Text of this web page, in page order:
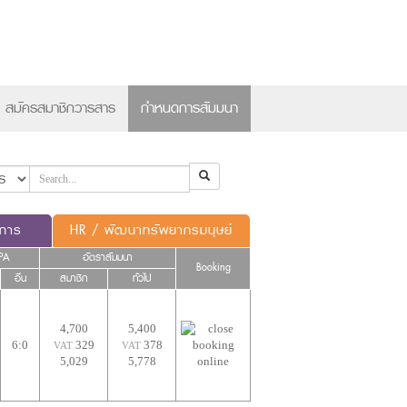
สมัครสมาชิกวารสาร กำหนดการสัมมนา
าร HR / พัฒนาทรัพยากรมนุษย์
อัตราสัมมนา
Booking
อื่น สมาชิก ทั่วไป
6:0
4,700
VAT329
5,029
5,400
VAT378
5,778